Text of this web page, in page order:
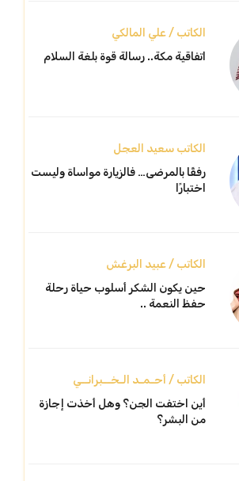
الكاتب / علي المالكي
اتفاقية مكة.. رسالة قوة بلغة السلام
الكاتب سعيد العجل
رفقًا بالمرضى… فالزيارة مواساة وليست
اختبارًا
الكاتب / عبيد البرغش
حين يكون الشكر أسلوب حياة رحلة
حفظ النعمة ..
الكاتب / أحـمـد الـخــبرانــي
أين اختفت الجن؟ وهل أخذت إجازة
من البشر؟